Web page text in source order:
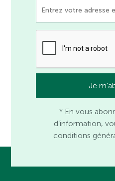
* En vous
d’information,
conditions